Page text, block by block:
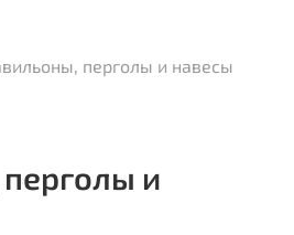
перголы и навесы
и